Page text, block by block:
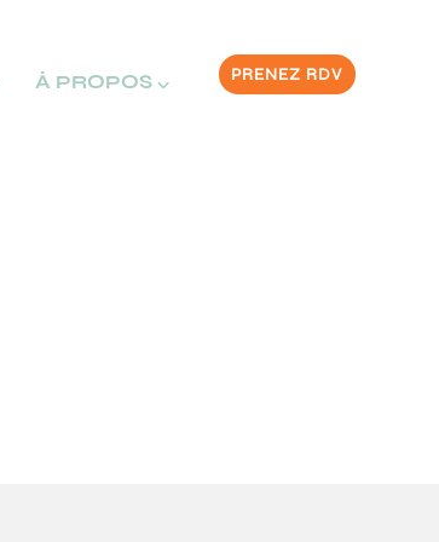
PRENEZ RDV
À PROPOS ⌵